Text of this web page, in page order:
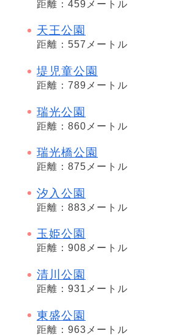
距離：459メートル
天王公園
距離：557メートル
堤児童公園
距離：789メートル
瑞光公園
距離：860メートル
瑞光橋公園
距離：875メートル
汐入公園
距離：883メートル
玉姫公園
距離：908メートル
清川公園
距離：931メートル
東盛公園
距離：963メートル